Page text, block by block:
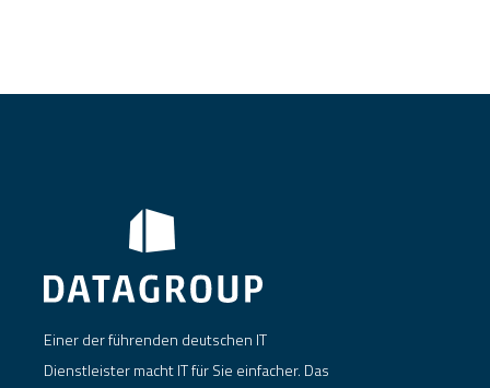
Einer der führenden deutschen IT
Dienstleister macht IT für Sie einfacher. Das